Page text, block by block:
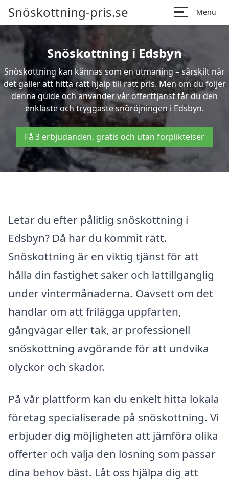
Snöskottning-pris.se Menu
Snöskottning i Edsbyn
Snöskottning kan kännas som en utmaning – särskilt när
det gäller att hitta rätt hjälp till rätt pris. Men om du följer
denna guide och använder vår offerttjänst får du den
enklaste och tryggaste snöröjningen i Edsbyn.
Få 3 erbjudanden, gratis och utan förpliktelser
Letar du efter pålitlig snöskottning i
Edsbyn? Då har du kommit rätt.
Snöskottning är en viktig tjänst för att
hålla din fastighet säker och lättillgänglig
under vintermånaderna. Oavsett om det
handlar om att frilägga uppfarten,
gångvägar eller tak, är professionell
snöskottning avgörande för att undvika
olyckor och skador.
På vår plattform kan du enkelt hitta lokala
företag specialiserade på snöskottning. Vi
erbjuder dig möjligheten att jämföra olika
offerter och välja den lösning som passar
dina behov bäst. Låt oss hjälpa dig att